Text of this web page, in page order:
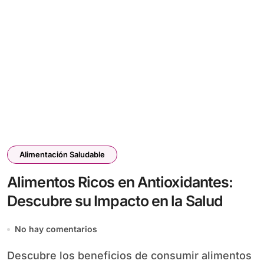
Alimentación Saludable
Alimentos Ricos en Antioxidantes:
Descubre su Impacto en la Salud
No hay comentarios
Descubre los beneficios de consumir alimentos